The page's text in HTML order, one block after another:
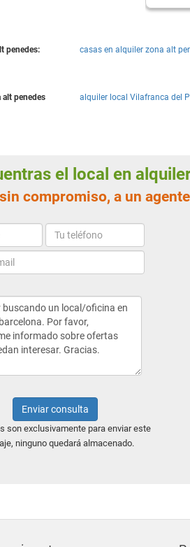
penedes: casas en alquiler zona alt
alt penedes alquiler local Vilafranca del
el local en
sin compromiso, a un
Enviar consulta
son exclusivamente para enviar este
ninguno quedará almacenado.